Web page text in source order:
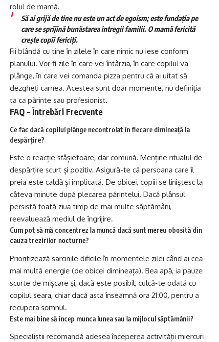
rolul de mamă.
Să ai grijă de tine nu este un act de egoism; este fundația pe
care se sprijină bunăstarea întregii familii. O mamă fericită
crește copii fericiți.
Fii blândă cu tine în zilele în care nimic nu iese conform
planului. Vor fi zile în care vei întârzia, în care copilul va
plânge, în care vei comanda pizza pentru că ai uitat să
dezgheți carnea. Acestea sunt doar momente, nu definiția
ta ca părinte sau profesionist.
FAQ – Întrebări Frecvente
Ce fac dacă copilul plânge necontrolat în fiecare dimineață la
despărțire?
Este o reacție sfâșietoare, dar comună. Menține ritualul de
despărțire scurt și pozitiv. Asigură-te că persoana care îl
preia este caldă și implicată. De obicei, copiii se liniștesc la
câteva minute după plecarea părintelui. Dacă plânsul
persistă toată ziua timp de mai multe săptămâni,
reevaluează mediul de îngrijire.
Cum pot să mă concentrez la muncă dacă sunt mereu obosită din
cauza trezirilor nocturne?
Prioritizează sarcinile dificile în momentele zilei când ai cea
mai multă energie (de obicei dimineața). Bea apă, ia pauze
scurte de mișcare și, dacă este posibil, culcă-te odată cu
copilul seara, chiar dacă asta înseamnă ora 21:00, pentru a
recupera somnul.
Este mai bine să încep munca lunea sau la mijlocul săptămânii?
Specialiștii recomandă adesea începerea activității miercuri